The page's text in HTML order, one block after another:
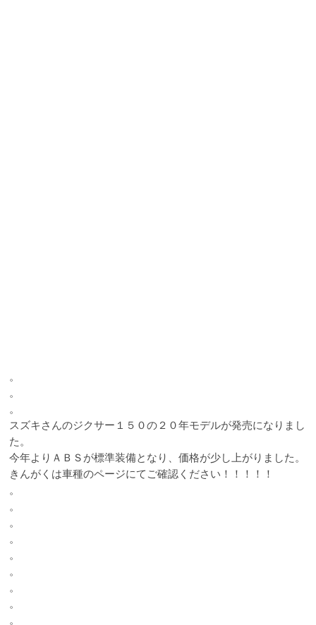
。
。
。
スズキさんのジクサー１５０の２０年モデルが発売になりまし
た。
今年よりＡＢＳが標準装備となり、価格が少し上がりました。
きんがくは車種のページにてご確認ください！！！！！
。
。
。
。
。
。
。
。
。